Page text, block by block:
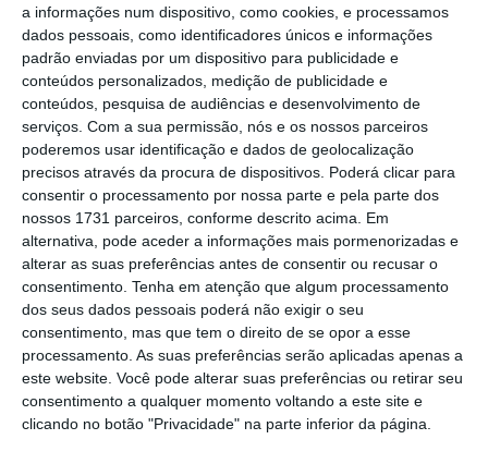
a informações num dispositivo, como cookies, e processamos
dados pessoais, como identificadores únicos e informações
padrão enviadas por um dispositivo para publicidade e
conteúdos personalizados, medição de publicidade e
conteúdos, pesquisa de audiências e desenvolvimento de
serviços. Com a sua permissão, nós e os nossos parceiros
poderemos usar identificação e dados de geolocalização
precisos através da procura de dispositivos. Poderá clicar para
consentir o processamento por nossa parte e pela parte dos
nossos 1731 parceiros, conforme descrito acima. Em
alternativa, pode aceder a informações mais pormenorizadas e
alterar as suas preferências antes de consentir ou recusar o
consentimento. Tenha em atenção que algum processamento
dos seus dados pessoais poderá não exigir o seu
consentimento, mas que tem o direito de se opor a esse
processamento. As suas preferências serão aplicadas apenas a
este website. Você pode alterar suas preferências ou retirar seu
consentimento a qualquer momento voltando a este site e
clicando no botão "Privacidade" na parte inferior da página.
Esteve anos para ser vendida, ganhou um acionista
este ano e volta a ser alvo de uma OPA. Pelo meio,
recupera à concorrência a apresentadora Cristina
Ferreira. O que se passa com a dona da TVI?
Ver Descodificador
O que tem a Media Capital?
E o que está a acontecer no grupo?
Porque é que a Cofina quer a TVI?